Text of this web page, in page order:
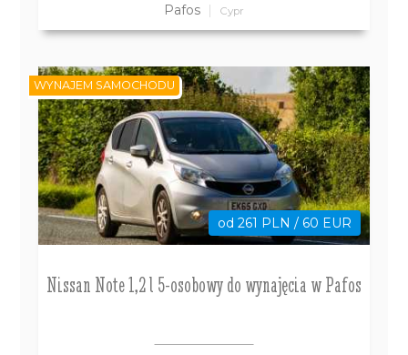
Pafos Cypr
od 261 PLN / 60 EUR
Nissan Note 1,2 l 5-osobowy do wynajęcia w Pafos
WYNAJEM SAMOCHODU